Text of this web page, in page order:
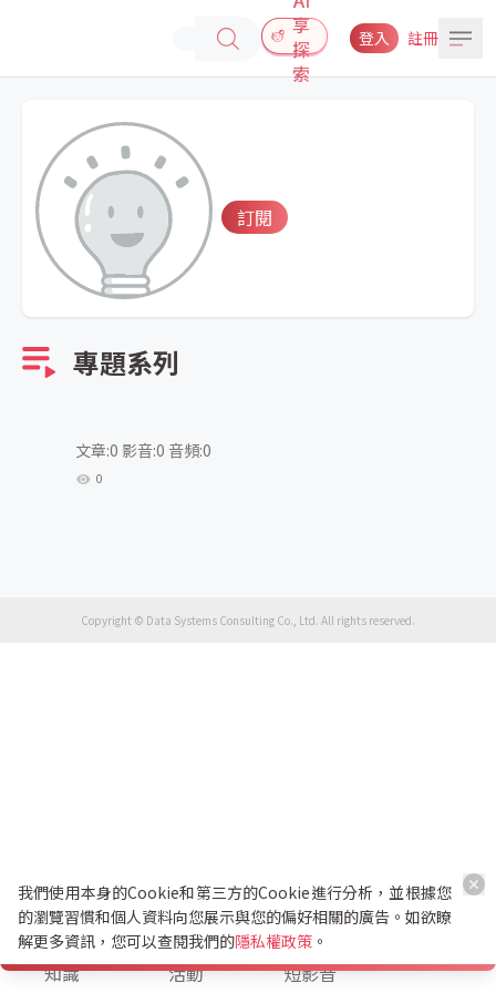
享
探
索
登入 註冊
訂閱
專題系列
文章:0 影音:0 音頻:0
0
Copyright © Data Systems Consulting Co., Ltd. All rights reserved.
知識 活動 短影音
K幣兌換
我們使用本身的Cookie和第三方的Cookie進行分析，並根據您
的瀏覽習慣和個人資料向您展示與您的偏好相關的廣告。如欲瞭
解更多資訊，您可以查閱我們的隱私權政策 。